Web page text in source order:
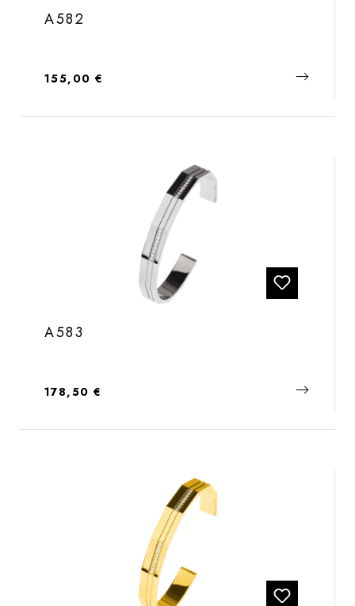
A582
Regulärer Preis:
155,00 €
A583
Regulärer Preis:
178,50 €